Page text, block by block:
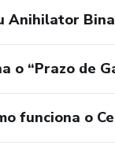
Anihilator
o “Prazo de
funciona o